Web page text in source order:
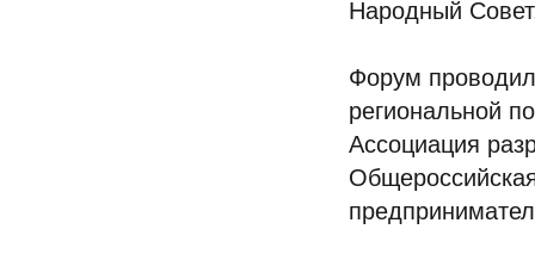
Народный
Форум
региональной
Ассоциация